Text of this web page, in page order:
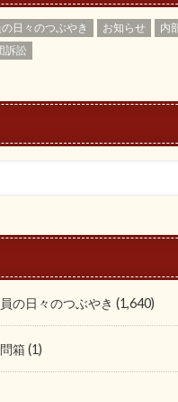
日々のつぶやき お知らせ
内
訴訟
の日々のつぶやき(1,640)
箱(1)